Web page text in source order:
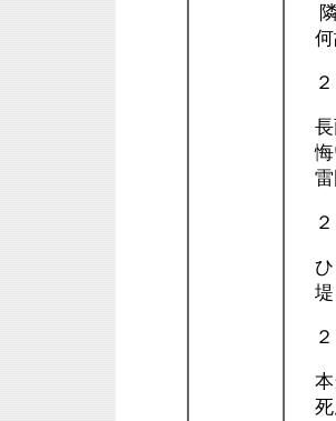
隣
何
２
長
悔
雷
２
ひ
堤
２
本
死